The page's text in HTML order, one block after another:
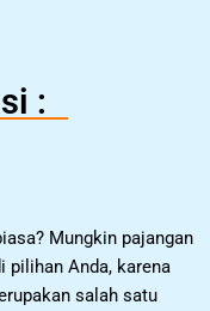
:
Mungkin pajangan
pilihan Anda, karena
salah satu